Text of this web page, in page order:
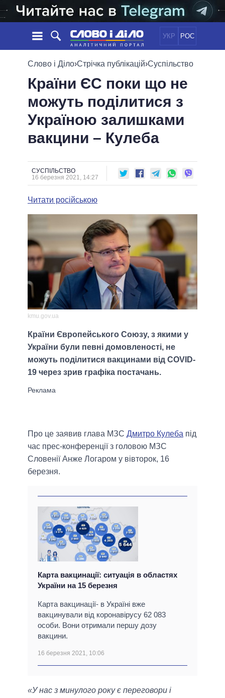
УКР РОС
НОВИНИ
СТРІЧКА
ПОДІЇ
СТАТТІ
ДУМКИ
ОГЛЯДИ
ДАЙДЖЕСТИ
ПОЛІТИКА
ЕКОНОМІКА
СУСПІЛЬСТВО
ОБIЦЯНКИ
ПОЛIТИКИ
УСІ ПОЛІТИКИ
ПРЕЗИДЕНТ І ОФІС
ВЕРХОВНА РАДА
КАБІНЕТ МІНІСТРІВ
МЕРИ МІСТ
ПІДТРИМАТИ
ПОРІВНЯННЯ ПОЛІТИКІВ
Слово і Діло›Стрічка публікацій›Суспільство
Країни ЄС поки що не
можуть поділитися з
Україною залишками
вакцини – Кулеба
СУСПІЛЬСТВО
16 березня 2021, 14:27
Читати російською
kmu.gov.ua
Країни Європейського Союзу, з якими у
України були певні домовленості, не
можуть поділитися вакцинами від COVID-
19 через зрив графіка постачань.
Про це заявив глава МЗС Дмитро Кулеба під
час прес-конференції з головою МЗС
Словенії Анже Логаром у вівторок, 16
березня.
Карта вакцинації: ситуація в областях
України на 15 березня
Карта вакцинації- в Україні вже
вакцинували від коронавірусу 62 083
особи. Вони отримали першу дозу
вакцини.
16 березня 2021, 10:06
«У нас з минулого року є переговори і